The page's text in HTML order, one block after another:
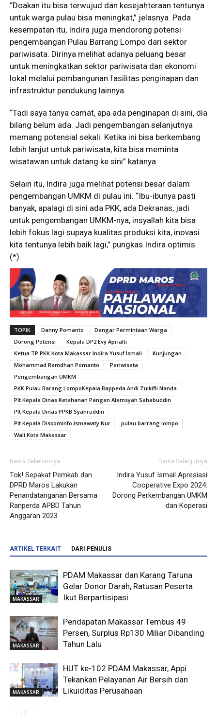
“Doakan itu bisa terwujud dan kesejahteraan tentunya
untuk warga pulau bisa meningkat,” jelasnya. Pada
kesempatan itu, Indira juga mendorong potensi
pengembangan Pulau Barrang Lompo dari sektor
pariwisata. Dirinya melihat adanya peluang besar
untuk meningkatkan sektor pariwisata dan ekonomi
lokal melalui pembangunan fasilitas penginapan dan
infrastruktur pendukung lainnya.
“Tadi saya tanya camat, apa ada penginapan di sini, dia
bilang belum ada. Jadi pengembangan selanjutnya
memang potensial sekali. Ketika ini bisa berkembang
lebih lanjut untuk pariwisata, kita bisa meminta
wisatawan untuk datang ke sini” katanya.
Selain itu, Indira juga melihat potensi besar dalam
pengembangan UMKM di pulau ini. “Ibu-ibunya pasti
banyak, apalagi di sini ada PKK, ada Dekranas, jadi
untuk pengembangan UMKM-nya, insyallah kita bisa
lebih fokus lagi supaya kualitas produksi kita, inovasi
kita tentunya lebih baik lagi,” pungkas Indira optimis.
(*)
TOPIK Danny Pomanto
Dengar Permintaan Warga
Dorong Potensi
Kepala DP2 Evy Aprialti
Ketua TP PKK Kota Makassar Indira Yusuf Ismail
Kunjungan
Mohammad Ramdhan Pomanto
Pariwisata
Pengembangan UMKM
PKK Pulau Barang LompoKepala Bappeda Andi Zulkifli Nanda
Plt Kepala Dinas Ketahanan Pangan Alamsyah Sahabuddin
Plt Kepala Dinas PPKB Syahruddin
Plt Kepala Diskominfo Ismawaty Nur
pulau barrang lompo
Wali Kota Makassar
Berita Sebelumnya
Tok! Sepakat Pemkab dan
DPRD Maros Lakukan
Penandatanganan Bersama
Ranperda APBD Tahun
Anggaran 2023
Berita Selanjutnya
Indira Yusuf Ismail Apresiasi
Cooperative Expo 2024:
Dorong Perkembangan UMKM
dan Koperasi
ARTIKEL TERKAIT DARI PENULIS
MAKASSAR
PDAM Makassar dan Karang Taruna
Gelar Donor Darah, Ratusan Peserta
Ikut Berpartisipasi
MAKASSAR
Pendapatan Makassar Tembus 49
Persen, Surplus Rp130 Miliar Dibanding
Tahun Lalu
MAKASSAR
HUT ke-102 PDAM Makassar, Appi
Tekankan Pelayanan Air Bersih dan
Likuiditas Perusahaan